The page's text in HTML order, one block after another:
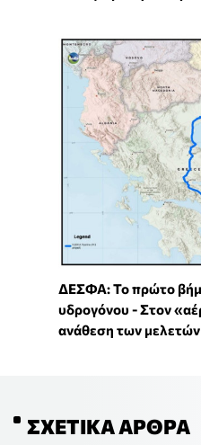
ΔΕΣΦΑ: Το πρώτο
υδρογόνου - Στον
ανάθεση των μελετών
ΣΧΕΤΙΚΆ ΆΡΘΡΑ